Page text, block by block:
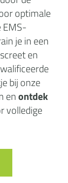
optimale
je in een
en
bij onze
enontdek
volledige